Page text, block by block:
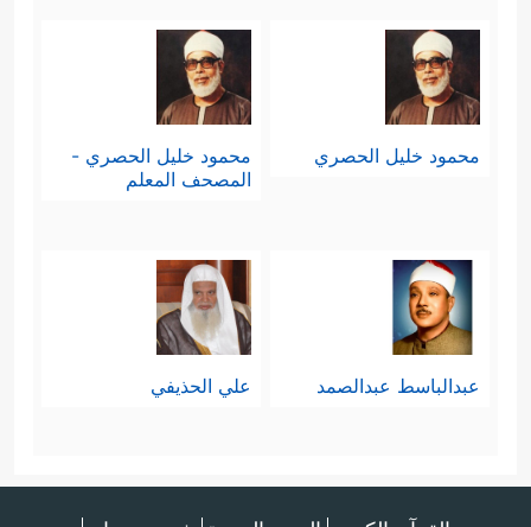
محمود خليل الحصري
محمود خليل الحصري -
المصحف المعلم
عبدالباسط عبدالصمد علي الحذيفي